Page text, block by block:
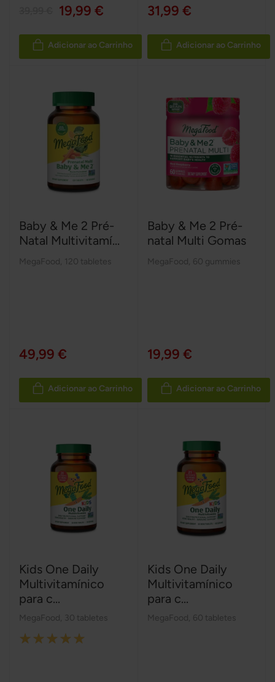
19,99 €
Adicionar ao Carrinho
31,99 €
Adicionar ao Carrinho
Baby & Me 2 Pré-
Natal Multivitamí...
MegaFood 120 tabletes
49,99 €
Adicionar ao Carrinho
Baby & Me 2 Pré-
natal Multi Gomas
MegaFood 60 gummies
19,99 €
Adicionar ao Carrinho
Kids One Daily
Multivitamínico
para c...
MegaFood 30 tabletes
Rating:
Kids One Daily
Multivitamínico
para c...
MegaFood 60 tabletes